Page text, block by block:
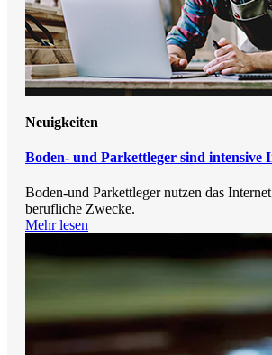
Neuigkeiten
Boden- und Parkettleger sind intensive
Boden-und Parkettleger nutzen das
berufliche Zwecke.
Mehr lesen